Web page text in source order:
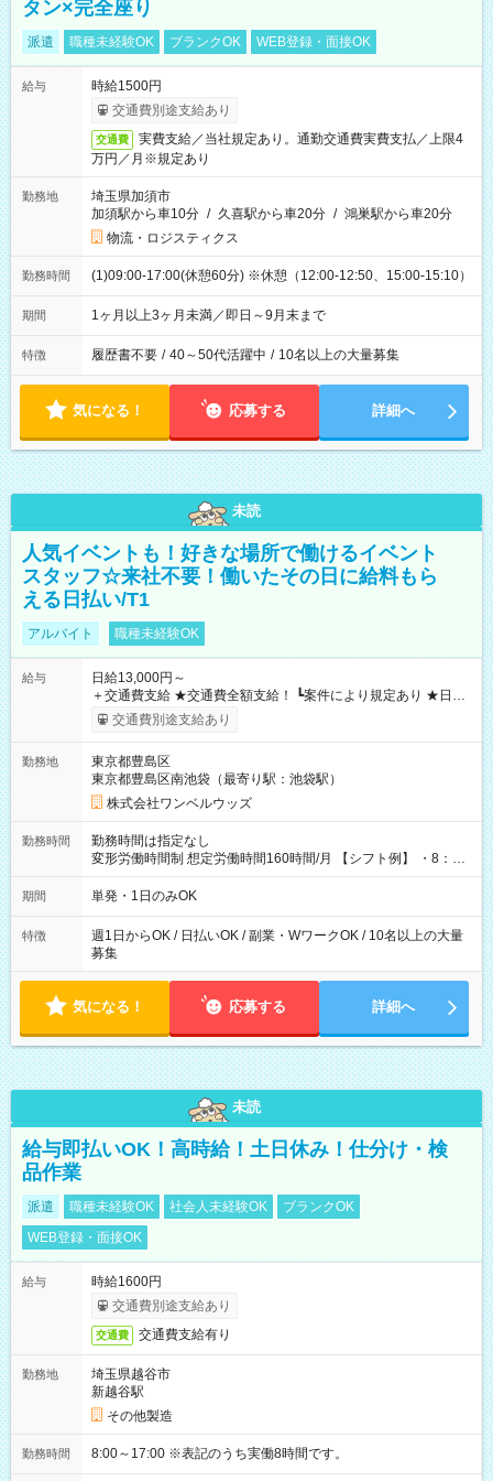
タン×完全座り
派遣 職種未経験OK ブランクOK WEB登録・面接OK
給与
時給1500円
交通費別途支給あり
交通費
実費支給／当社規定あり。通勤交通費実費支払／上限4
万円／月※規定あり
勤務地
埼玉県加須市
加須駅から車10分 / 久喜駅から車20分 / 鴻巣駅から車20分
物流・ロジスティクス
勤務時間 (1)09:00-17:00(休憩60分) ※休憩（12:00-12:50、15:00-15:10）
期間 1ヶ月以上3ヶ月未満／即日～9月末まで
特徴 履歴書不要 / 40～50代活躍中 / 10名以上の大量募集
気になる！ 応募する 詳細へ
未読
人気イベントも！好きな場所で働けるイベント
スタッフ☆来社不要！働いたその日に給料もら
える日払い/T1
アルバイト 職種未経験OK
給与
日給13,000円～
＋交通費支給 ★交通費全額支給！ ┗案件により規定あり ★日払
いOK！（規定あり） ┗働いたその日に現金GET♪ お仕事後はコ
ンビニATMから 日払い分を引き落とせます！ 【試用期間】試
交通費別途支給あり
勤務地
東京都豊島区
東京都豊島区南池袋（最寄り駅：池袋駅）
株式会社ワンベルウッズ
勤務時間
勤務時間は指定なし
変形労働時間制 想定労働時間160時間/月 【シフト例】 ・8：00
～21：00
期間 単発・1日のみOK
特徴
週1日からOK / 日払いOK / 副業・WワークOK / 10名以上の大量
募集
気になる！ 応募する 詳細へ
未読
給与即払いOK！高時給！土日休み！仕分け・検
品作業
派遣 職種未経験OK 社会人未経験OK
ブランクOK
WEB登録・面接OK
給与
時給1600円
交通費別途支給あり
交通費 交通費支給有り
勤務地
埼玉県越谷市
新越谷駅
その他製造
勤務時間 8:00～17:00 ※表記のうち実働8時間です。